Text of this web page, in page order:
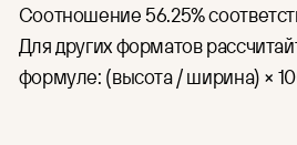
Соотношение 56.25%
Для других форматов
формуле: (высота / ширина) ×